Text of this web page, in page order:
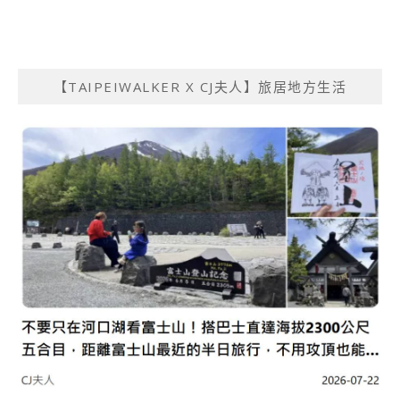
【TAIPEIWALKER X CJ夫人】旅居地方生活